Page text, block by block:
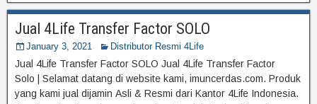
Jual 4Life Transfer Factor SOLO
January 3, 2021 Distributor Resmi 4Life
Jual 4Life Transfer Factor SOLO Jual 4Life Transfer Factor
Solo | Selamat datang di website kami, imuncerdas.com. Produk
yang kami jual dijamin Asli & Resmi dari Kantor 4Life Indonesia.